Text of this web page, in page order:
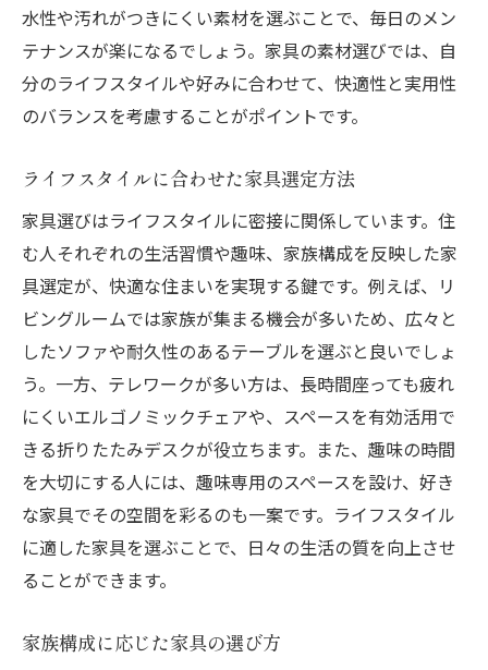
水性や汚れがつきにくい素材を選ぶことで、毎日のメン
テナンスが楽になるでしょう。家具の素材選びでは、自
分のライフスタイルや好みに合わせて、快適性と実用性
のバランスを考慮することがポイントです。
ライフスタイルに合わせた家具選定方法
家具選びはライフスタイルに密接に関係しています。住
む人それぞれの生活習慣や趣味、家族構成を反映した家
具選定が、快適な住まいを実現する鍵です。例えば、リ
ビングルームでは家族が集まる機会が多いため、広々と
したソファや耐久性のあるテーブルを選ぶと良いでしょ
う。一方、テレワークが多い方は、長時間座っても疲れ
にくいエルゴノミックチェアや、スペースを有効活用で
きる折りたたみデスクが役立ちます。また、趣味の時間
を大切にする人には、趣味専用のスペースを設け、好き
な家具でその空間を彩るのも一案です。ライフスタイル
に適した家具を選ぶことで、日々の生活の質を向上させ
ることができます。
家族構成に応じた家具の選び方